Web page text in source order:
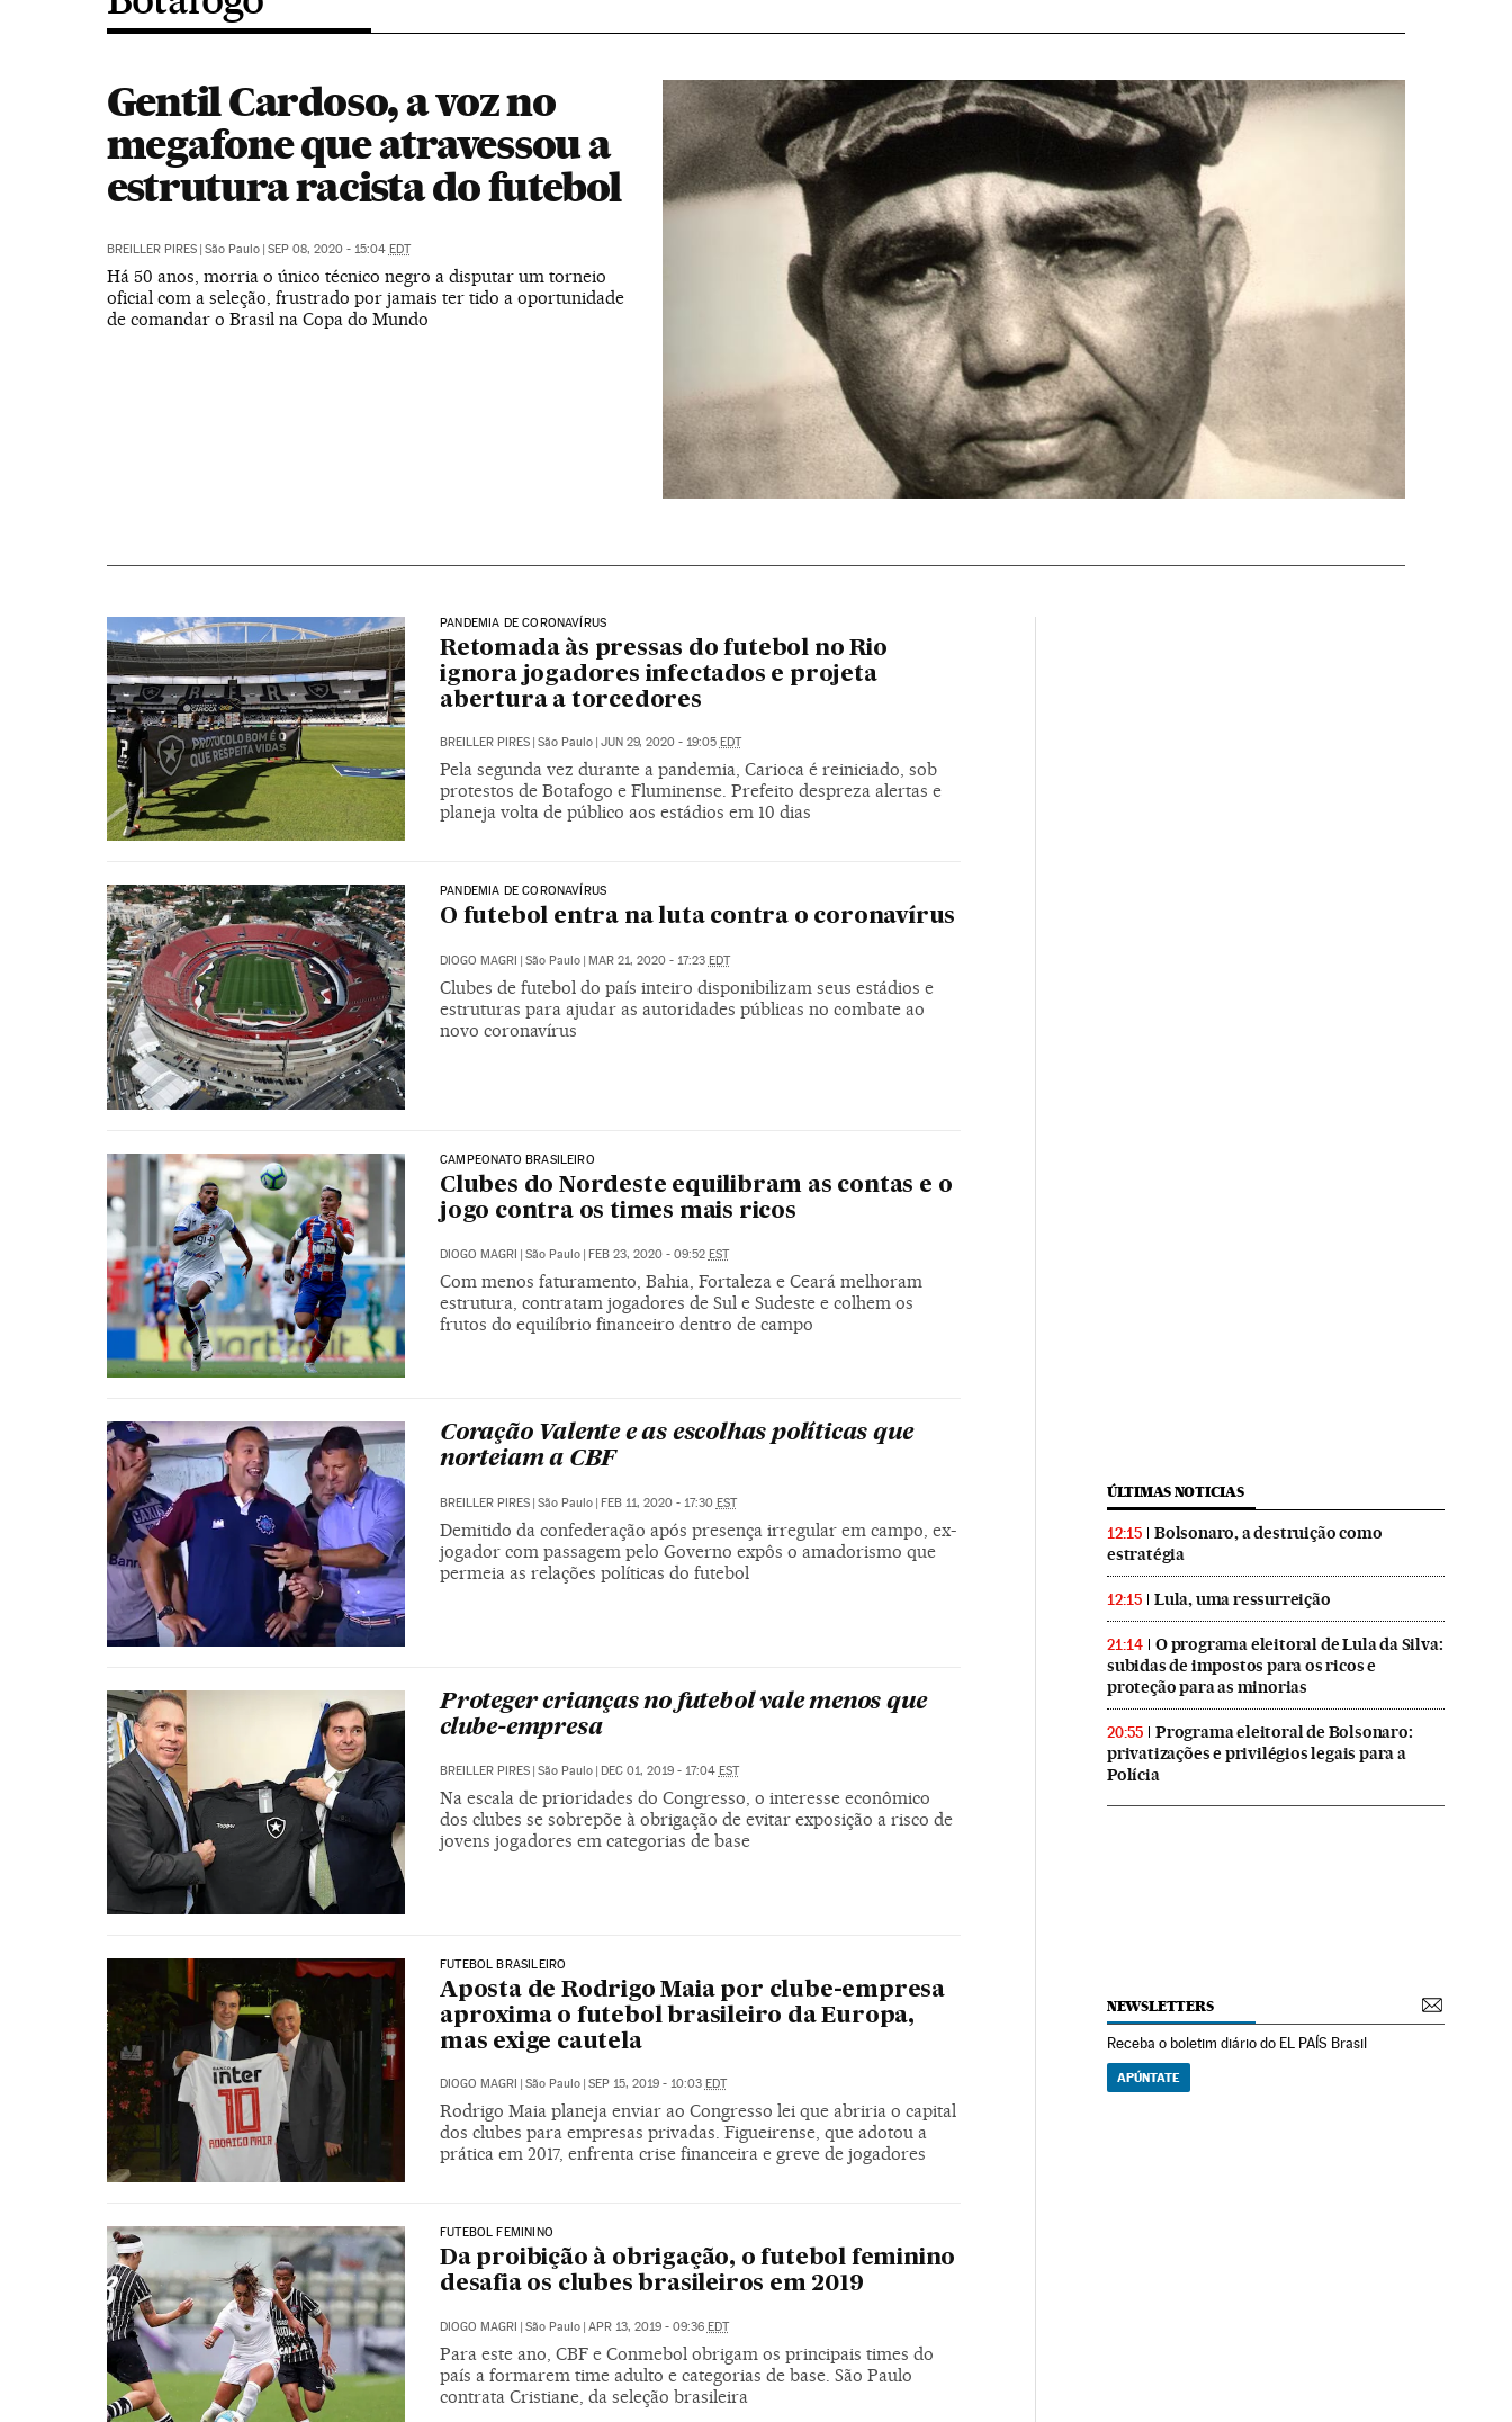
Gentil Cardoso, a voz no
megafone que atravessou a
estrutura racista do futebol
BREILLER PIRES | São Paulo | SEP 08, 2020 - 15:04 EDT
Há 50 anos, morria o único técnico negro a disputar um torneio
oficial com a seleção, frustrado por jamais ter tido a oportunidade
de comandar o Brasil na Copa do Mundo
PANDEMIA DE CORONAVÍRUS
Retomada às pressas do futebol no Rio
ignora jogadores infectados e projeta
abertura a torcedores
BREILLER PIRES | São Paulo | JUN 29, 2020 - 19:05 EDT
Pela segunda vez durante a pandemia, Carioca é reiniciado, sob
protestos de Botafogo e Fluminense. Prefeito despreza alertas e
planeja volta de público aos estádios em 10 dias
PANDEMIA DE CORONAVÍRUS
O futebol entra na luta contra o coronavírus
DIOGO MAGRI São Paulo MAR 21, 2020 - 17:23 EDT
Clubes de futebol do país inteiro disponibilizam seus estádios e
estruturas para ajudar as autoridades públicas no combate ao
novo coronavírus
CAMPEONATO BRASILEIRO
Clubes do Nordeste equilibram as contas e o
jogo contra os times mais ricos
DIOGO MAGRI | São Paulo | FEB 23, 2020 - 09:52 EST
Com menos faturamento, Bahia, Fortaleza e Ceará melhoram
estrutura, contratam jogadores de Sul e Sudeste e colhem os
frutos do equilíbrio financeiro dentro de campo
Coração Valente e as escolhas políticas que
norteiam a CBF
BREILLER PIRES | São Paulo | FEB 11, 2020 - 17:30 EST
Demitido da confederação após presença irregular em campo, ex-
jogador com passagem pelo Governo expôs o amadorismo que
permeia as relações políticas do futebol
Proteger crianças no futebol vale menos que
clube-empresa
BREILLER PIRES São Paulo DEC 01, 2019 - 17:04 EST
Na escala de prioridades do Congresso, o interesse econômico
dos clubes se sobrepõe à obrigação de evitar exposição a risco de
jovens jogadores em categorias de base
FUTEBOL BRASILEIRO
Aposta de Rodrigo Maia por clube-empresa
aproxima o futebol brasileiro da Europa,
mas exige cautela
DIOGO MAGRI | São Paulo | SEP 15, 2019 - 10:03 EDT
Rodrigo Maia planeja enviar ao Congresso lei que abriria o capital
dos clubes para empresas privadas. Figueirense, que adotou a
prática em 2017, enfrenta crise financeira e greve de jogadores
FUTEBOL FEMININO
Da proibição à obrigação, o futebol feminino
desafia os clubes brasileiros em 2019
DIOGO MAGRI São Paulo APR 13, 2019 - 09:36 EDT
Para este ano, CBF e Conmebol obrigam os principais times do
país a formarem time adulto e categorias de base. São Paulo
contrata Cristiane, da seleção brasileira
ÚLTIMAS NOTICIAS
12:15
Bolsonaro, a destruição como
estratégia
12:15 Lula, uma ressurreição
21:14
O programa eleitoral de Lula da Silva:
subidas de impostos para os ricos e
proteção para as minorias
20:55
Programa eleitoral de Bolsonaro:
privatizações e privilégios legais para a
Polícia
NEWSLETTERS
Receba o boletim diário do EL PAÍS Brasil
APÚNTATE